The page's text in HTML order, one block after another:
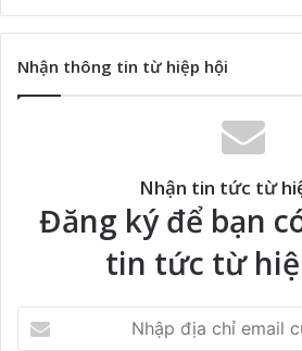
Nhận thông tin từ hiệp hội
Nhận tin tức từ
Đăng ký để bạn
tin tức từ
địa